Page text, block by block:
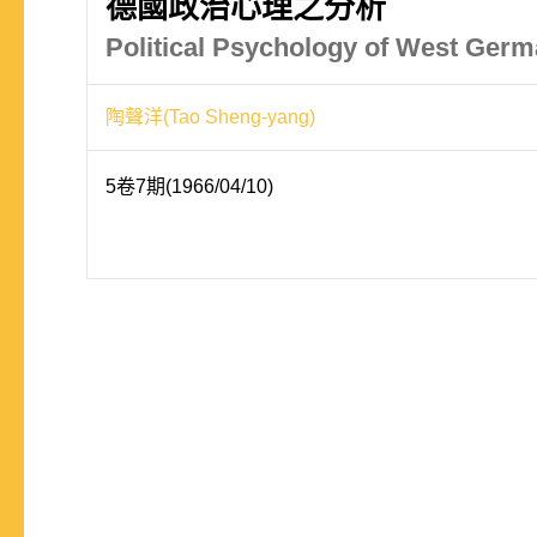
德國政治心理之分析
Political Psychology of West
陶聲洋(Tao Sheng-yang)
5卷7期(1966/04/10)